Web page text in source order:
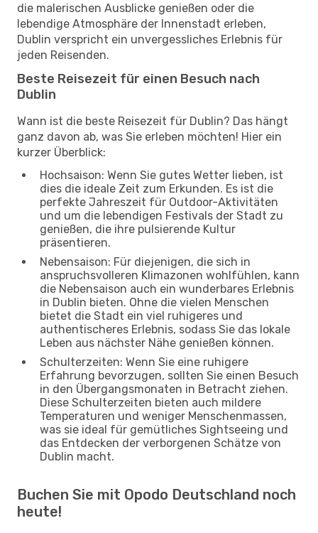
die malerischen Ausblicke genießen oder die
lebendige Atmosphäre der Innenstadt erleben,
Dublin verspricht ein unvergessliches Erlebnis für
jeden Reisenden.
Beste Reisezeit für einen Besuch nach
Dublin
Wann ist die beste Reisezeit für Dublin? Das hängt
ganz davon ab, was Sie erleben möchten! Hier ein
kurzer Überblick:
Hochsaison: Wenn Sie gutes Wetter lieben, ist
dies die ideale Zeit zum Erkunden. Es ist die
perfekte Jahreszeit für Outdoor-Aktivitäten
und um die lebendigen Festivals der Stadt zu
genießen, die ihre pulsierende Kultur
präsentieren.
Nebensaison: Für diejenigen, die sich in
anspruchsvolleren Klimazonen wohlfühlen, kann
die Nebensaison auch ein wunderbares Erlebnis
in Dublin bieten. Ohne die vielen Menschen
bietet die Stadt ein viel ruhigeres und
authentischeres Erlebnis, sodass Sie das lokale
Leben aus nächster Nähe genießen können.
Schulterzeiten: Wenn Sie eine ruhigere
Erfahrung bevorzugen, sollten Sie einen Besuch
in den Übergangsmonaten in Betracht ziehen.
Diese Schulterzeiten bieten auch mildere
Temperaturen und weniger Menschenmassen,
was sie ideal für gemütliches Sightseeing und
das Entdecken der verborgenen Schätze von
Dublin macht.
Buchen Sie mit Opodo Deutschland noch
heute!